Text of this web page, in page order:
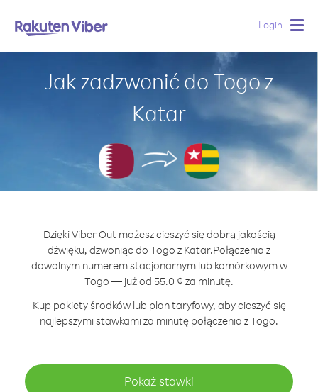
Login
Jak zadzwonić do Togo z
Katar
Dzięki Viber Out możesz cieszyć się dobrą jakością
dźwięku, dzwoniąc do Togo z Katar.Połączenia z
dowolnym numerem stacjonarnym lub komórkowym w
Togo — już od 55.0 ¢ za minutę.
Kup pakiety środków lub plan taryfowy, aby cieszyć się
najlepszymi stawkami za minutę połączenia z Togo.
Pokaż stawki